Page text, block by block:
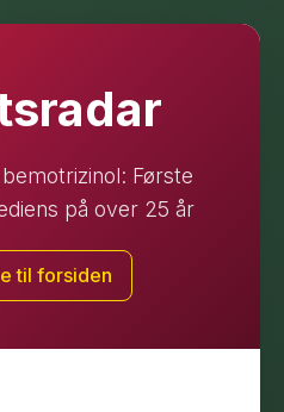
Første
på over 25 år
til forsiden